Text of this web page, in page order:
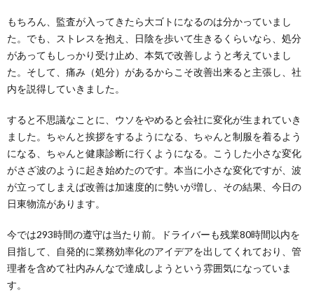
もちろん、監査が入ってきたら大ゴトになるのは分かっていまし
た。でも、ストレスを抱え、日陰を歩いて生きるくらいなら、処分
があってもしっかり受け止め、本気で改善しようと考えていまし
た。そして、痛み（処分）があるからこそ改善出来ると主張し、社
内を説得していきました。
すると不思議なことに、ウソをやめると会社に変化が生まれていき
ました。ちゃんと挨拶をするようになる、ちゃんと制服を着るよう
になる、ちゃんと健康診断に行くようになる。こうした小さな変化
がさざ波のように起き始めたのです。本当に小さな変化ですが、波
が立ってしまえば改善は加速度的に勢いが増し、その結果、今日の
日東物流があります。
今では293時間の遵守は当たり前。ドライバーも残業80時間以内を
目指して、自発的に業務効率化のアイデアを出してくれており、管
理者を含めて社内みんなで達成しようという雰囲気になっていま
す。